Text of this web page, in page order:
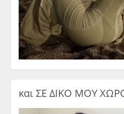
και ΣΕ ΔΙΚΟ ΜΟΥ